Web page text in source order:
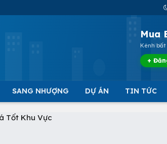
Mua
Kênh bất
+
SANG NHƯỢNG DỰ ÁN TIN TỨC